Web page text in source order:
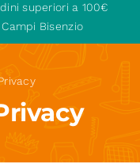
EasyCart
Offerte
superiori a 100€
Bisenzio